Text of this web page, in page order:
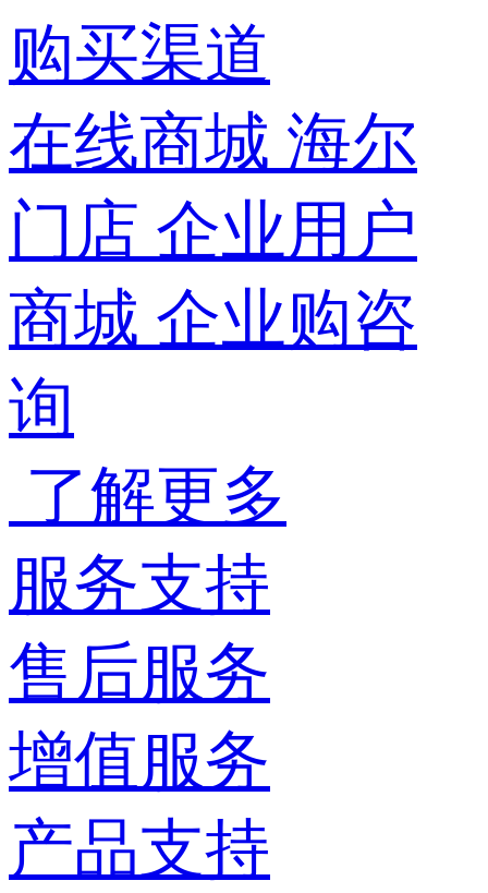
购买渠道
在线商城 海尔
门店 企业用户
商城 企业购咨
询
了解更多
服务支持
售后服务
增值服务
产品支持